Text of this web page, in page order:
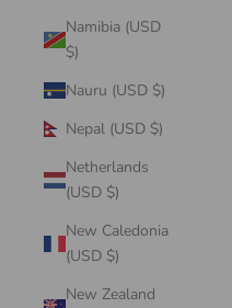
Namibia (USD
$)
Nauru (USD $)
Nepal (USD $)
Netherlands
(USD $)
New Caledonia
(USD $)
New Zealand